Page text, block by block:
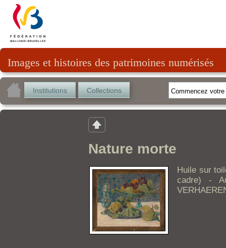
Images et histoires des patrimoines numérisés
Institutions Collections
Nature morte
Huile sur
cadre) -